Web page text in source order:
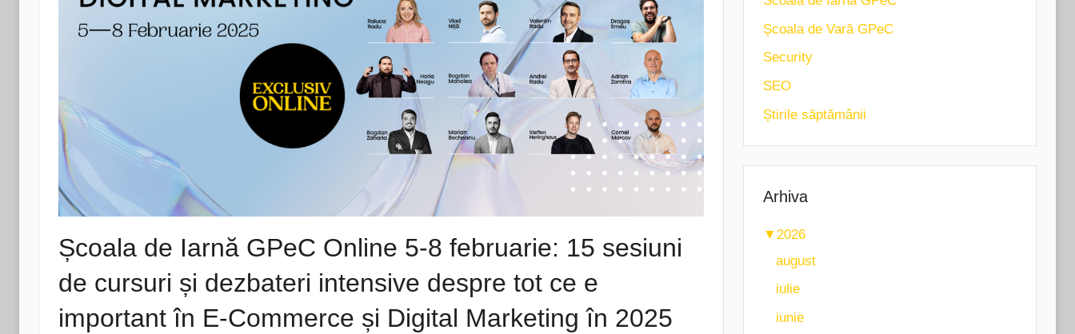
Școala de Iarnă GPeC Online 5-8 februarie: 15 sesiuni
de cursuri și dezbateri intensive despre tot ce e
important în E-Commerce și Digital Marketing în 2025
Școala de Vară GPeC
Security
SEO
Știrile săptămânii
Arhiva
▼2026
august
iulie
iunie